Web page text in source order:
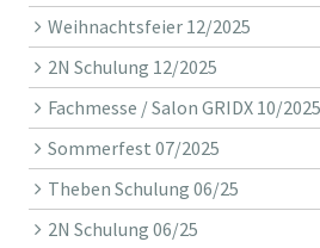
Weihnachtsfeier 12/2025
2N Schulung 12/2025
Fachmesse / Salon GRIDX 10/2025
Sommerfest 07/2025
Theben Schulung 06/25
2N Schulung 06/25